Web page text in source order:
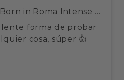
in Roma Intense -
forma de probar
cosa, súper 👍